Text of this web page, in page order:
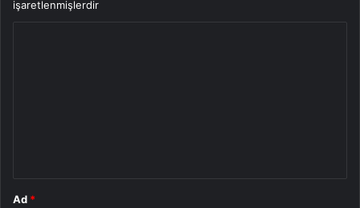
işaretlenmişlerdir
Ad *